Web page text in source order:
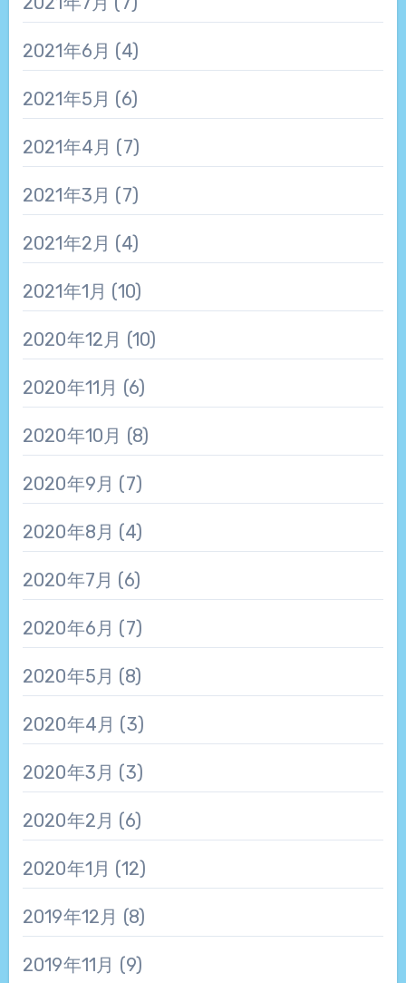
2021年6月 (4)
2021年5月 (6)
2021年4月 (7)
2021年3月 (7)
2021年2月 (4)
2021年1月 (10)
2020年12月 (10)
2020年11月 (6)
2020年10月 (8)
2020年9月 (7)
2020年8月 (4)
2020年7月 (6)
2020年6月 (7)
2020年5月 (8)
2020年4月 (3)
2020年3月 (3)
2020年2月 (6)
2020年1月 (12)
2019年12月 (8)
2019年11月 (9)